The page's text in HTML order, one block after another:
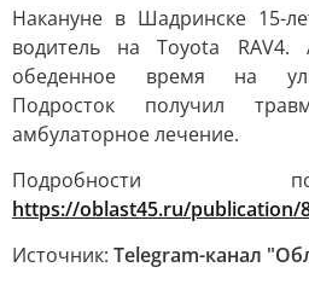
Накануне в Шадринске 15-
водитель на Toyota
обеденное время на
Подросток получил
амбулаторное лечение.
Подробности
https://oblast45.ru/publication/
Источник: Telegram-канал